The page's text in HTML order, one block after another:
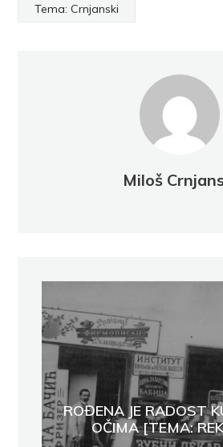
Tema: Crnjanski
Miloš
ROĐENA JE RADOST
OČIMA [TEMA: